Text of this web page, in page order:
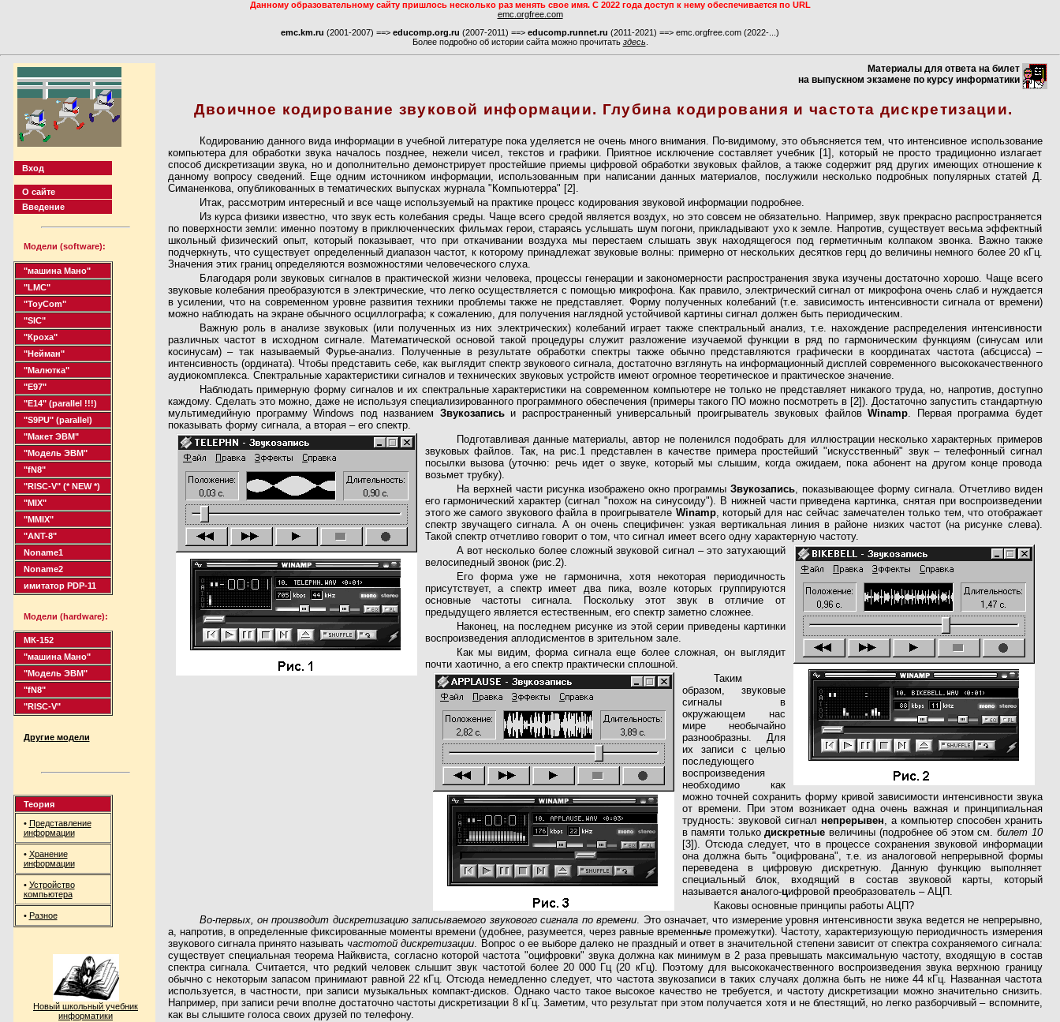
Данному образовательному сайту пришлось несколько раз менять свое имя. С 2022 года доступ к нему обеспечивается по URL
emc.orgfree.com
emc.km.ru (2001-2007) ==> educomp.org.ru (2007-2011) ==> educomp.runnet.ru (2011-2021) ==> emc.orgfree.com (2022-...)
Более подробно об истории сайта можно прочитать здесь
Вход
О сайте
Введение
Модели (software):
"машина Мано"
"LMC"
"ToyCom"
"SIC"
"Кроха"
"Нейман"
"Малютка"
"Е97"
"Е14"(parallel !!!)
"S9PU"(parallel)
"Макет ЭВМ"
"Модель ЭВМ"
"fN8"
"RISC-V"(* NEW *)
"MIX"
"MMIX"
"ANT-8"
Noname1
Noname2
имитатор PDP-11
Модели (hardware):
МК-152
"машина Мано"
"Модель ЭВМ"
"fN8"
"RISC-V"
Другие модели
Теория
• Представление
информации
• Хранение
информации
• Устройство
компьютера
• Разное
Новый школьный учебник
информатики
Материалы для ответа на билет
на выпускном экзамене по курсу информатики
Двоичное кодирование звуковой информации. Глубина кодирования и частота дискретизации.
Кодированию данного вида информации в учебной литературе пока уделяется не очень много внимания. По-видимому, это объясняется тем, что интенсивное использование
компьютера для обработки звука началось позднее, нежели чисел, текстов и графики. Приятное исключение составляет учебник [1], который не просто традиционно излагает
способ дискретизации звука, но и дополнительно демонстрирует простейшие приемы цифровой обработки звуковых файлов, а также содержит ряд других имеющих отношение к
данному вопросу сведений. Еще одним источником информации, использованным при написании данных материалов, послужили несколько подробных популярных статей Д.
Симаненкова, опубликованных в тематических выпусках журнала "Компьютерра" [2].
Итак, рассмотрим интересный и все чаще используемый на практике процесс кодирования звуковой информации подробнее.
Из курса физики известно, что звук есть колебания среды. Чаще всего средой является воздух, но это совсем не обязательно. Например, звук прекрасно распространяется
по поверхности земли: именно поэтому в приключенческих фильмах герои, стараясь услышать шум погони, прикладывают ухо к земле. Напротив, существует весьма эффектный
школьный физический опыт, который показывает, что при откачивании воздуха мы перестаем слышать звук находящегося под герметичным колпаком звонка. Важно также
подчеркнуть, что существует определенный диапазон частот, к которому принадлежат звуковые волны: примерно от нескольких десятков герц до величины немного более 20 кГц.
Значения этих границ определяются возможностями человеческого слуха.
Благодаря роли звуковых сигналов в практической жизни человека, процессы генерации и закономерности распространения звука изучены достаточно хорошо. Чаще всего
звуковые колебания преобразуются в электрические, что легко осуществляется с помощью микрофона. Как правило, электрический сигнал от микрофона очень слаб и нуждается
в усилении, что на современном уровне развития техники проблемы также не представляет. Форму полученных колебаний (т.е. зависимость интенсивности сигнала от времени)
можно наблюдать на экране обычного осциллографа; к сожалению, для получения наглядной устойчивой картины сигнал должен быть периодическим.
Важную роль в анализе звуковых (или полученных из них электрических) колебаний играет также спектральный анализ, т.е. нахождение распределения интенсивности
различных частот в исходном сигнале. Математической основой такой процедуры служит разложение изучаемой функции в ряд по гармоническим функциям (синусам или
косинусам) – так называемый Фурье-анализ. Полученные в результате обработки спектры также обычно представляются графически в координатах частота (абсцисса) –
интенсивность (ордината). Чтобы представить себе, как выглядит спектр звукового сигнала, достаточно взглянуть на информационный дисплей современного высококачественного
аудиокомплекса. Спектральные характеристики сигналов и технических звуковых устройств имеют огромное теоретическое и практическое значение.
Наблюдать примерную форму сигналов и их спектральные характеристики на современном компьютере не только не представляет никакого труда, но, напротив, доступно
каждому. Сделать это можно, даже не используя специализированного программного обеспечения (примеры такого ПО можно посмотреть в [2]). Достаточно запустить стандартную
мультимедийную программу Windows под названием Звукозаписьи распространенный универсальный проигрыватель звуковых файловWinamp. Первая программа будет
показывать форму сигнала, а вторая – его спектр.
Подготавливая данные материалы, автор не поленился подобрать для иллюстрации несколько характерных примеров
звуковых файлов. Так, на рис.1 представлен в качестве примера простейший "искусственный" звук – телефонный сигнал
посылки вызова (уточню: речь идет о звуке, который мы слышим, когда ожидаем, пока абонент на другом конце провода
возьмет трубку).
На верхней части рисунка изображено окно программы Звукозапись, показывающее форму сигнала. Отчетливо виден
его гармонический характер (сигнал "похож на синусоиду"). В нижней части приведена картинка, снятая при воспроизведении
этого же самого звукового файла в проигрывателе Winamp, который для нас сейчас замечателен только тем, что отображает
спектр звучащего сигнала. А он очень специфичен: узкая вертикальная линия в районе низких частот (на рисунке слева).
Такой спектр отчетливо говорит о том, что сигнал имеет всего одну характерную частоту.
А вот несколько более сложный звуковой сигнал – это затухающий
велосипедный звонок (рис.2).
Его форма уже не гармонична, хотя некоторая периодичность
присутствует, а спектр имеет два пика, возле которых группируются
основные частоты сигнала. Поскольку этот звук в отличие от
предыдущего является естественным, его спектр заметно сложнее.
Наконец, на последнем рисунке из этой серии приведены картинки
воспроизведения аплодисментов в зрительном зале.
Как мы видим, форма сигнала еще более сложная, он выглядит
почти хаотично, а его спектр практически сплошной.
Таким
образом, звуковые
сигналы в
окружающем нас
мире необычайно
разнообразны. Для
их записи с целью
последующего
воспроизведения
необходимо как
можно точней сохранить форму кривой зависимости интенсивности звука
от времени. При этом возникает одна очень важная и принципиальная
трудность: звуковой сигнал непрерывен, а компьютер способен хранить
в памяти толькодискретные величины (подробнее об этом см. билет 10
[3]). Отсюда следует, что в процессе сохранения звуковой информации
она должна быть "оцифрована", т.е. из аналоговой непрерывной формы
переведена в цифровую дискретную. Данную функцию выполняет
специальный блок, входящий в состав звуковой карты, который
называется аналого-цифровой преобразователь – АЦП.
Каковы основные принципы работы АЦП?
Во-первых, он производит дискретизацию записываемого звукового сигнала по времени. Это означает, что измерение уровня интенсивности звука ведется не непрерывно,
а, напротив, в определенные фиксированные моменты времени (удобнее, разумеется, через равные временные промежутки). Частоту, характеризующую периодичность измерения
звукового сигнала принято называть частотой дискретизации. Вопрос о ее выборе далеко не праздный и ответ в значительной степени зависит от спектра сохраняемого сигнала:
существует специальная теорема Найквиста, согласно которой частота "оцифровки" звука должна как минимум в 2 раза превышать максимальную частоту, входящую в состав
спектра сигнала. Считается, что редкий человек слышит звук частотой более 20 000 Гц (20 кГц). Поэтому для высококачественного воспроизведения звука верхнюю границу
обычно с некоторым запасом принимают равной 22 кГц. Отсюда немедленно следует, что частота звукозаписи в таких случаях должна быть не ниже 44 кГц. Названная частота
используется, в частности, при записи музыкальных компакт-дисков. Однако часто такое высокое качество не требуется, и частоту дискретизации можно значительно снизить.
Например, при записи речи вполне достаточно частоты дискретизации 8 кГц. Заметим, что результат при этом получается хотя и не блестящий, но легко разборчивый – вспомните,
как вы слышите голоса своих друзей по телефону.